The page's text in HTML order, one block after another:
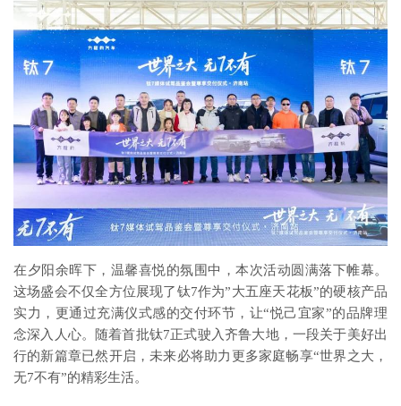
在夕阳余晖下，温馨喜悦的氛围中，本次活动圆满落下帷幕。
这场盛会不仅全方位展现了钛7作为”大五座天花板”的硬核产品
实力，更通过充满仪式感的交付环节，让“悦己宜家”的品牌理
念深入人心。随着首批钛7正式驶入齐鲁大地，一段关于美好出
行的新篇章已然开启，未来必将助力更多家庭畅享“世界之大，
无7不有”的精彩生活。